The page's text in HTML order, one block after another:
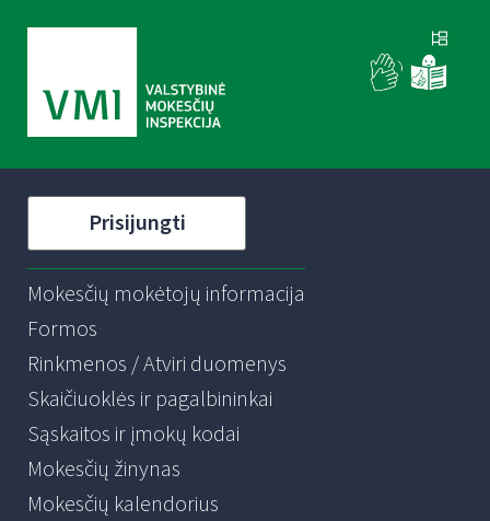
Prisijungti
Mokesčių mokėtojų informacija
Formos
Rinkmenos / Atviri duomenys
Skaičiuoklės ir pagalbininkai
Sąskaitos ir įmokų kodai
Mokesčių žinynas
Mokesčių kalendorius